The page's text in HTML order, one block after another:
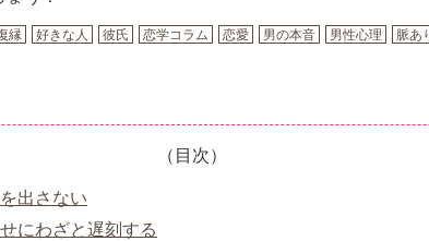
縁 好きな人 彼氏 恋学コラム 恋愛 男の本音 男性心理 脈あ
（目次）
出さない
にわざと遅刻する